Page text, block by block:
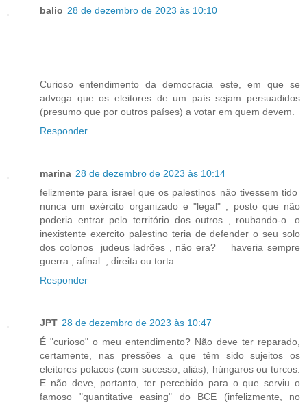
balio 28 de dezembro de 2023 às 10:10
Curioso entendimento da democracia este, em que se
advoga que os eleitores de um país sejam persuadidos
(presumo que por outros países) a votar em quem devem.
Responder
marina 28 de dezembro de 2023 às 10:14
felizmente para israel que os palestinos não tivessem tido
nunca um exército organizado e "legal" , posto que não
poderia entrar pelo território dos outros , roubando-o. o
inexistente exercito palestino teria de defender o seu solo
dos colonos judeus ladrões , não era? haveria sempre
guerra , afinal , direita ou torta.
Responder
JPT 28 de dezembro de 2023 às 10:47
É "curioso" o meu entendimento? Não deve ter reparado,
certamente, nas pressões a que têm sido sujeitos os
eleitores polacos (com sucesso, aliás), húngaros ou turcos.
E não deve, portanto, ter percebido para o que serviu o
famoso "quantitative easing" do BCE (infelizmente, no